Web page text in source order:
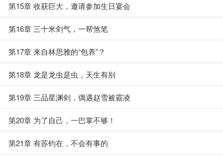
第15章 收获巨大，邀请参加生日宴会
第16章 三十米剑气，一帮煞笔
第17章 来自林思雅的“包养”？
第18章 龙是龙虫是虫，天生有别
第19章 三品星渊剑，偶遇赵雪被霸凌
第20章 为了自己，一巴掌不够！
第21章 有苏钧在，不会有事的